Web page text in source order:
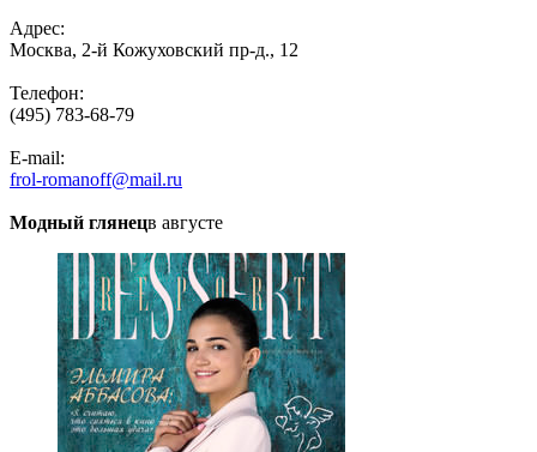
Адрес:
Москва, 2-й Кожуховский пр-д., 12
Телефон:
(495) 783-68-79
E-mail:
frol-romanoff@mail.ru
Модный глянецв августе